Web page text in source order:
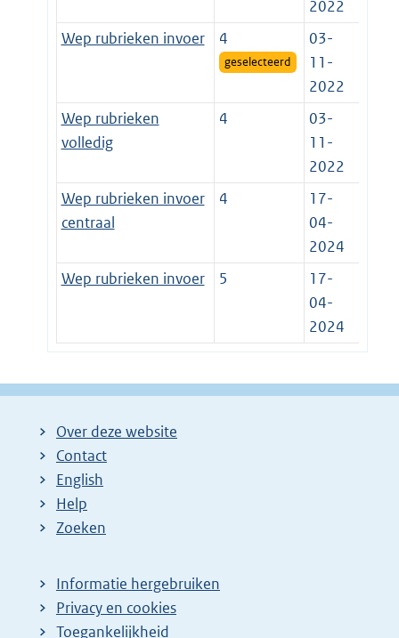
2022
Wep rubrieken invoer
4
geselecteerd
03-
11-
2022
Wep rubrieken
volledig
4
03-
11-
2022
Wep rubrieken invoer
centraal
4
17-
04-
2024
Wep rubrieken invoer
5
17-
04-
2024
Over deze website
Contact
English
Help
Zoeken
Informatie hergebruiken
Privacy en cookies
Toegankelijkheid